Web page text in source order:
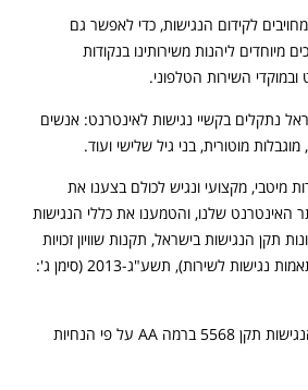
לקידום הנגישות, כדי לאפשר גם
מיוחדים ליהנות משירותינו בנקודות
השירות הטלפוני.
בישראל נתקלים בקשיי נגישות לאינטרנט: אנשים
מוטורית, בני גיל שלישי ועוד.
מיטבי, מקצועי ונגיש לכולם בצענו את
שלנו, והטמענו את כללי הנגישות
תקן הנגישות בישראל, תקנות שוויון זכויות
לאנשים עם מוגבלות (התאמות נגישות לשירות), תשע"ג-2013 (סימן ג':
האתר מותאם לדרישות הנגישות תקן 5568 ברמה AA על פי הנחיות